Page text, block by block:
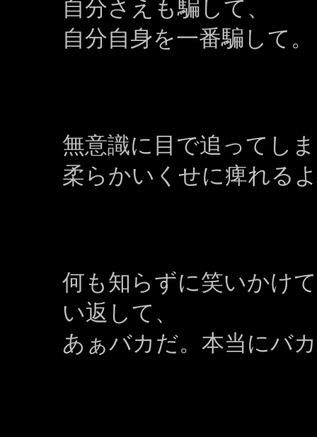
自分さえも騙して、
自分自身を一番騙して。
無意識に目で追ってし
柔らかいくせに痺れる
何も知らずに笑いかけ
い返して、
あぁバカだ。本当にバ